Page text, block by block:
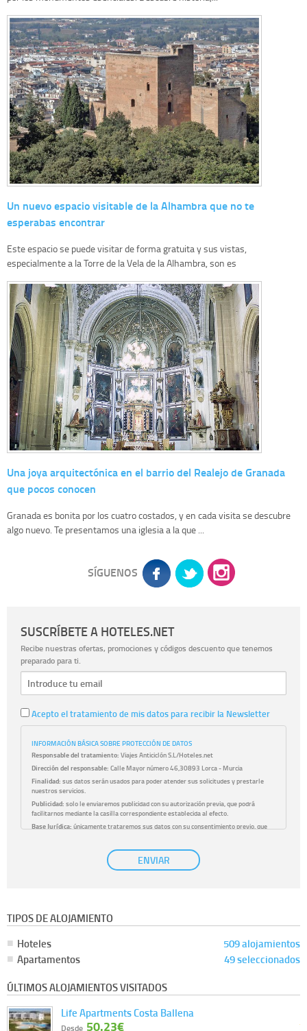
Un nuevo espacio visitable de la Alhambra que no te
esperabas encontrar
Este espacio se puede visitar de forma gratuita y sus vistas,
especialmente a la Torre de la Vela de la Alhambra, son es
Una joya arquitectónica en el barrio del Realejo de Granada
que pocos conocen
Granada es bonita por los cuatro costados, y en cada visita se descubre
algo nuevo. Te presentamos una iglesia a la que ...
SÍGUENOS
SUSCRÍBETE A HOTELES.NET
Recibe nuestras ofertas, promociones y códigos descuento que tenemos
preparado para ti.
Acepto el tratamiento de mis datos para recibir la Newsletter
INFORMACIÓN BÁSICA SOBRE PROTECCIÓN DE DATOS
Responsable del tratamiento: Viajes Anticiclón S.L/Hoteles.net
Dirección del responsable: Calle Mayor número 46,30893 Lorca - Murcia
Finalidad: sus datos serán usados para poder atender sus solicitudes y prestarle
nuestros servicios.
Publicidad: solo le enviaremos publicidad con su autorización previa, que podrá
facilitarnos mediante la casilla correspondiente establecida al efecto.
Base Jurídica: únicamente trataremos sus datos con su consentimiento previo, que
con carácter general, sólo el personal de nuestra entidad que esté
debidamente autorizado podrá tener conocimiento de la información que le pedimos.
No se comunicarán datos a terceros.
Información complementaria:
sobre cómo tratamos sus datos en la
ENVIAR
TIPOS DE ALOJAMIENTO
Hoteles
509 alojamientos
Apartamentos
49 seleccionados
ÚLTIMOS ALOJAMIENTOS VISITADOS
Life Apartments Costa Ballena
Desde 50.23€